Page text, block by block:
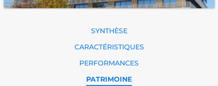
SYNTHÈSE
CARACTÉRISTIQUES
PERFORMANCES
PATRIMOINE